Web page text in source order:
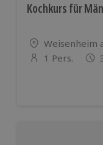
Kochkurs für
Standort
Weisenheim
Anzahl der
1 Pers.